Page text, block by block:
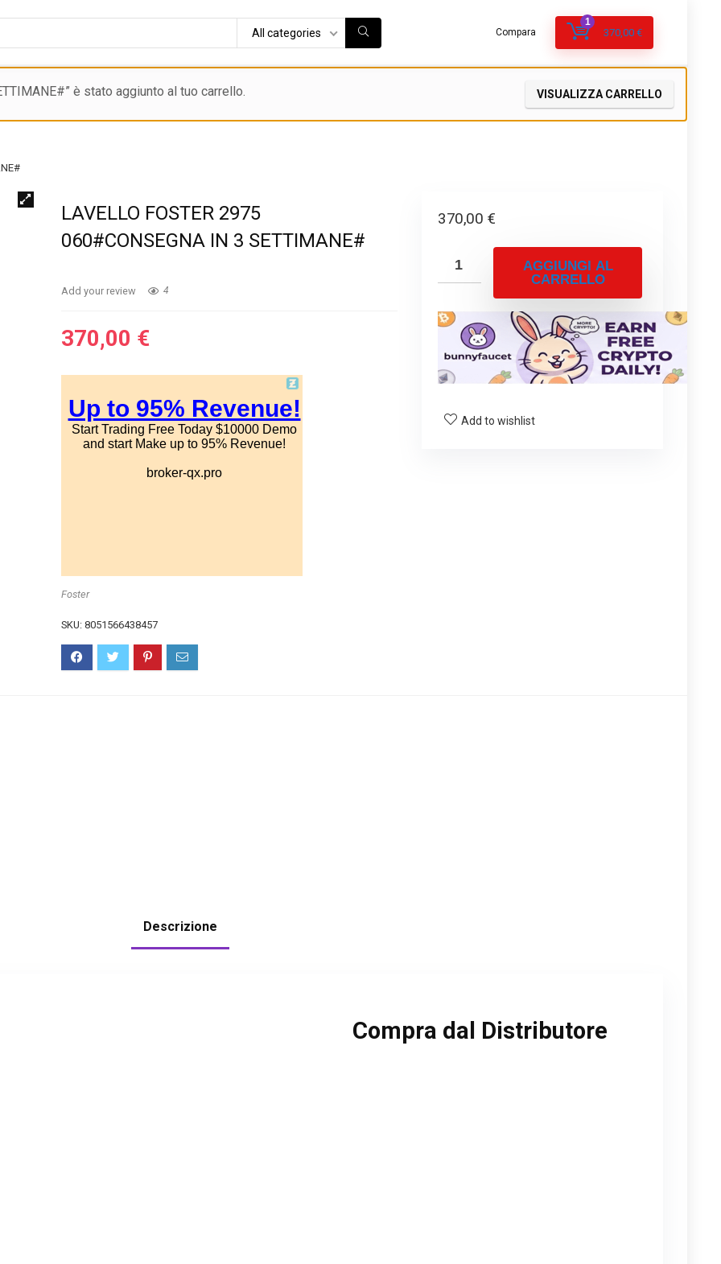
All categories Compara
1
370,00 €
è stato aggiunto al tuo carrello. VISUALIZZA CARRELLO
LAVELLO FOSTER 2975
060#CONSEGNA IN 3 SETTIMANE#
Add your review 4
370,00 €
Foster
SKU:8051566438457
370,00 €
AGGIUNGI AL
CARRELLO
Add to wishlist
Descrizione
Compra dal Distributore